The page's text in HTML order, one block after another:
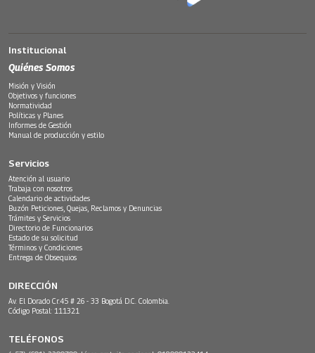
Institucional
Quiénes Somos
Misión y Visión
Objetivos y funciones
Normatividad
Políticas y Planes
Informes de Gestión
Manual de producción y estilo
Servicios
Atención al usuario
Trabaja con nosotros
Calendario de actividades
Buzón Peticiones, Quejas, Reclamos y Denuncias
Trámites y Servicios
Directorio de Funcionarios
Estado de su solicitud
Términos y Condiciones
Entrega de Obsequios
DIRECCIÓN
Av. El Dorado Cr.45 # 26 - 33 Bogotá D.C. Colombia.
Código Postal: 111321
TELÉFONOS